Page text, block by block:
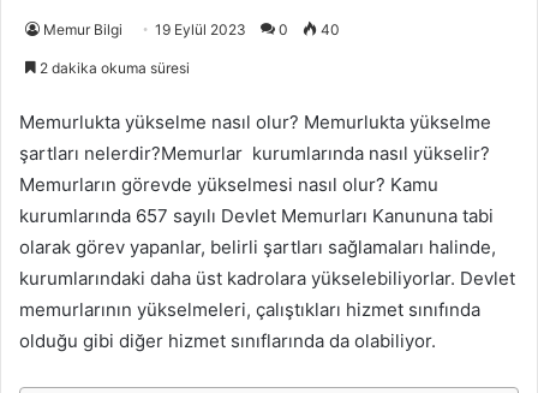
Memur Bilgi 19 Eylül 2023 0 40
2 dakika okuma süresi
Memurlukta yükselme nasıl olur? Memurlukta yükselme
şartları nelerdir?Memurlar kurumlarında nasıl yükselir?
Memurların görevde yükselmesi nasıl olur? Kamu
kurumlarında 657 sayılı Devlet Memurları Kanununa tabi
olarak görev yapanlar, belirli şartları sağlamaları halinde,
kurumlarındaki daha üst kadrolara yükselebiliyorlar. Devlet
memurlarının yükselmeleri, çalıştıkları hizmet sınıfında
olduğu gibi diğer hizmet sınıflarında da olabiliyor.